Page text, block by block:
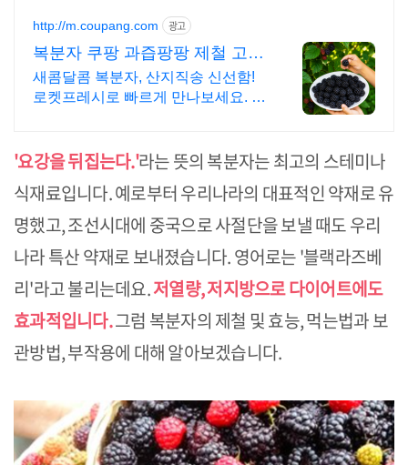
http://m.coupang.com 광고
복분자 쿠팡 과즙팡팡 제철 고당
도
새콤달콤 복분자, 산지직송 신선함!
로켓프레시로 빠르게 만나보세요. 씻
'요강을 뒤집는다.'라는 뜻의 복분자는 최고의 스테미나
식재료입니다. 예로부터 우리나라의 대표적인 약재로 유
명했고, 조선시대에 중국으로 사절단을 보낼 때도 우리
나라 특산 약재로 보내졌습니다. 영어로는 '블랙라즈베
리'라고 불리는데요.저열량, 저지방으로 다이어트에도
효과적입니다.그럼 복분자의 제철 및 효능, 먹는법과 보
관방법, 부작용에 대해 알아보겠습니다.